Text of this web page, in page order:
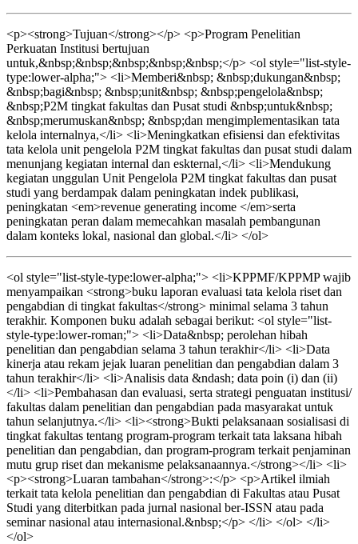
<p><strong>Tujuan</strong></p> <p>Program Penelitian
Perkuatan Institusi bertujuan
untuk,&nbsp;&nbsp;&nbsp;&nbsp;&nbsp;</p> <ol style="list-style-
type:lower-alpha;"> <li>Memberi&nbsp; &nbsp;dukungan&nbsp;
&nbsp;bagi&nbsp; &nbsp;unit&nbsp; &nbsp;pengelola&nbsp;
&nbsp;P2M tingkat fakultas dan Pusat studi &nbsp;untuk&nbsp;
&nbsp;merumuskan&nbsp; &nbsp;dan mengimplementasikan tata
kelola internalnya,</li> <li>Meningkatkan efisiensi dan efektivitas
tata kelola unit pengelola P2M tingkat fakultas dan pusat studi dalam
menunjang kegiatan internal dan eskternal,</li> <li>Mendukung
kegiatan unggulan Unit Pengelola P2M tingkat fakultas dan pusat
studi yang berdampak dalam peningkatan indek publikasi,
peningkatan <em>revenue generating income </em>serta
peningkatan peran dalam memecahkan masalah pembangunan
dalam konteks lokal, nasional dan global.</li> </ol>
<ol style="list-style-type:lower-alpha;"> <li>KPPMF/KPPMP wajib
menyampaikan <strong>buku laporan evaluasi tata kelola riset dan
pengabdian di tingkat fakultas</strong> minimal selama 3 tahun
terakhir. Komponen buku adalah sebagai berikut: <ol style="list-
style-type:lower-roman;"> <li>Data&nbsp; perolehan hibah
penelitian dan pengabdian selama 3 tahun terakhir</li> <li>Data
kinerja atau rekam jejak luaran penelitian dan pengabdian dalam 3
tahun terakhir</li> <li>Analisis data &ndash; data poin (i) dan (ii)
</li> <li>Pembahasan dan evaluasi, serta strategi penguatan institusi/
fakultas dalam penelitian dan pengabdian pada masyarakat untuk
tahun selanjutnya.</li> <li><strong>Bukti pelaksanaan sosialisasi di
tingkat fakultas tentang program-program terkait tata laksana hibah
penelitian dan pengabdian, dan program-program terkait penjaminan
mutu grup riset dan mekanisme pelaksanaannya.</strong></li> <li>
<p><strong>Luaran tambahan</strong>:</p> <p>Artikel ilmiah
terkait tata kelola penelitian dan pengabdian di Fakultas atau Pusat
Studi yang diterbitkan pada jurnal nasional ber-ISSN atau pada
seminar nasional atau internasional.&nbsp;</p> </li> </ol> </li>
</ol>